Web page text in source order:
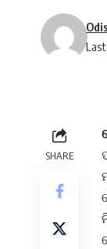
SHARE